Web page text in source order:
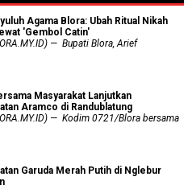
Agama Blora: Ubah Ritual Nikah
'Gembol Catin'
— Bupati Blora, Arief
Masyarakat Lanjutkan
Aramco di Randublatung
— Kodim 0721/Blora bersama
Garuda Merah Putih di Nglebur